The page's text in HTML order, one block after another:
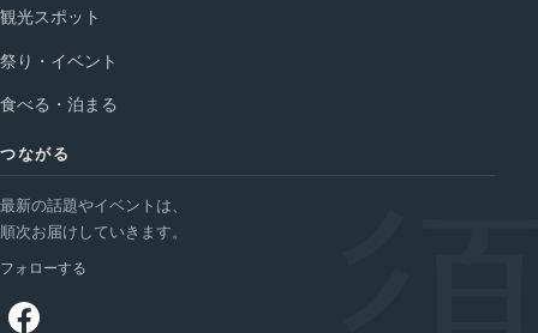
観光スポット
祭り・イベント
食べる・泊まる
つながる
最新の話題やイベントは、
順次お届けしていきます。
フォローする